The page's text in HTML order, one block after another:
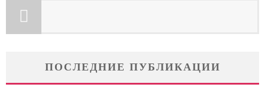
ПОСЛЕДНИЕ ПУБЛИКАЦИИ